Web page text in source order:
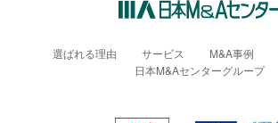
選ばれる理由 サービス M&A事例
日本M&Aセンターグループ